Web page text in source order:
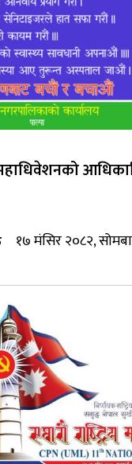
१७ मंसिर २०८२,